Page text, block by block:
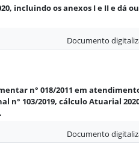
incluindo os anexos I e II e dá
Documento
n° 018/2011 em
n° 103/2019, cálculo Atuarial
Documento